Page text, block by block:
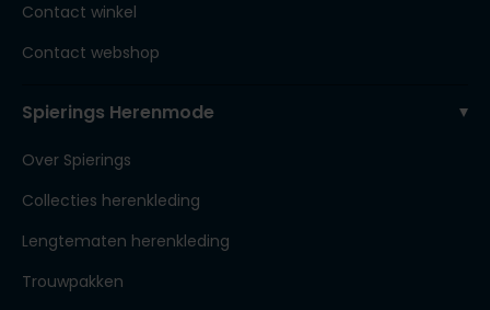
Contact winkel
Contact webshop
Spierings Herenmode
Over Spierings
Collecties herenkleding
Lengtematen herenkleding
Trouwpakken